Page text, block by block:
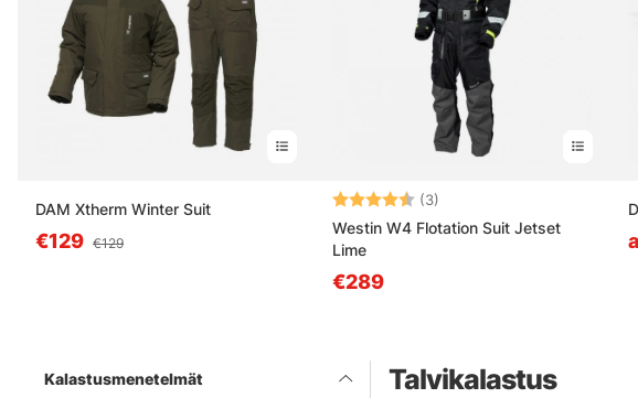
DAM Xtherm Winter Suit
€129 €129
Arvio: (3)
Westin W4 Flotation Suit Jetset
Lime
€289
Kalastusmenetelmät
Talvikalastus